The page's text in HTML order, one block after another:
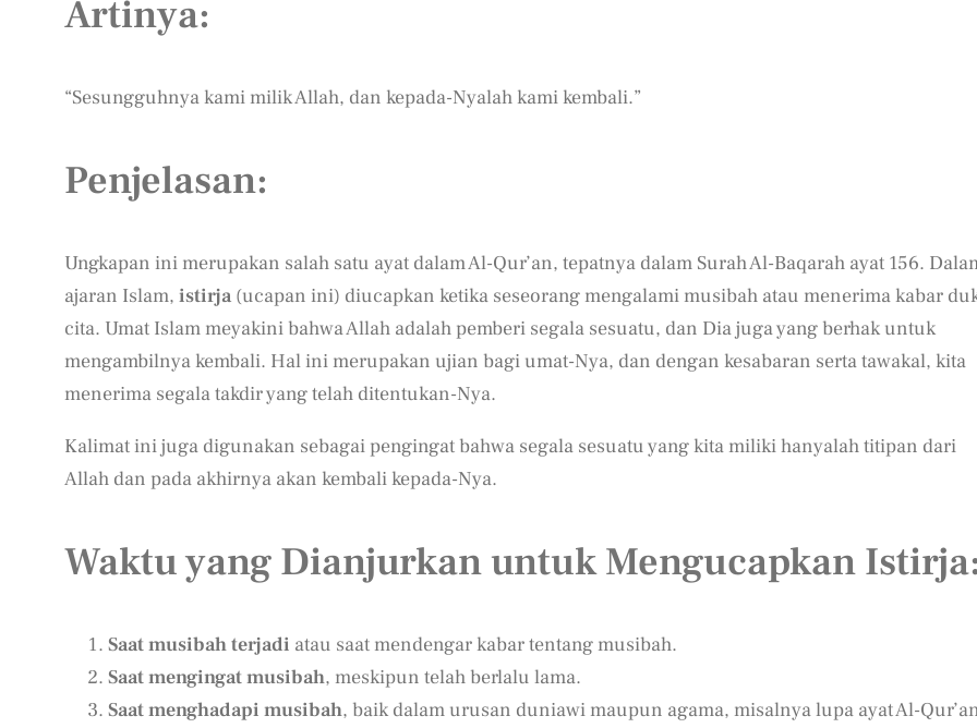
Artinya:
“Sesungguhnya kami milik Allah, dan kepada-Nyalah kami kembali.”
Penjelasan:
Ungkapan ini merupakan salah satu ayat dalam Al-Qur’an, tepatnya dalam Surah Al-Baqarah ayat 156.
ajaran Islam, istirja(ucapan ini) diucapkan ketika seseorang mengalami musibah atau menerima kabar
cita. Umat Islam meyakini bahwa Allah adalah pemberi segala sesuatu, dan Dia juga yang berhak untuk
mengambilnya kembali. Hal ini merupakan ujian bagi umat-Nya, dan dengan kesabaran serta tawakal, kita
menerima segala takdir yang telah ditentukan-Nya.
Kalimat ini juga digunakan sebagai pengingat bahwa segala sesuatu yang kita miliki hanyalah titipan dari
Allah dan pada akhirnya akan kembali kepada-Nya.
Waktu yang Dianjurkan untuk Mengucapkan
Saat musibah terjadi atau saat mendengar kabar tentang musibah.
Saat mengingat musibah, meskipun telah berlalu lama.
Saat menghadapi musibah, baik dalam urusan duniawi maupun agama, misalnya lupa ayat Al-